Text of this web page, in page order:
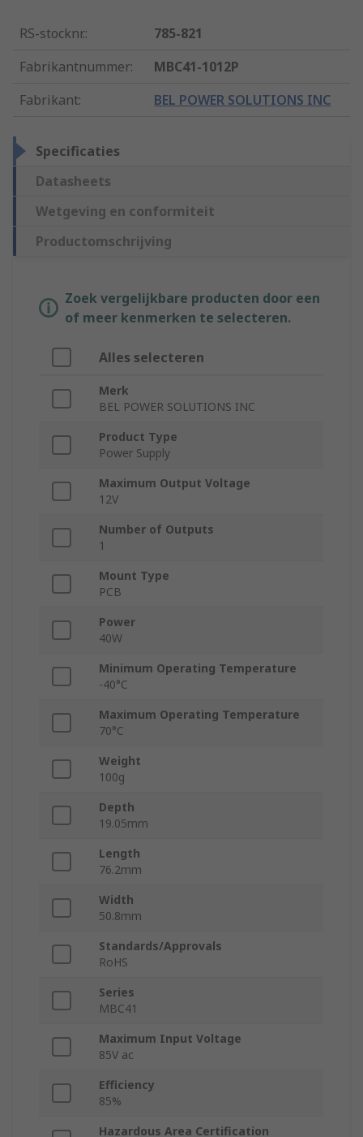
RS-stocknr.:
785-821
Fabrikantnummer:
MBC41-1012P
Fabrikant: BEL POWER SOLUTIONS INC
Specificaties
Datasheets
Wetgeving en conformiteit
Productomschrijving
Zoek vergelijkbare producten door een
of meer kenmerken te selecteren.
Alles selecteren
Merk
BEL POWER SOLUTIONS INC
Product Type
Power Supply
Maximum Output Voltage
12V
Number of Outputs
1
Mount Type
PCB
Power
40W
Minimum Operating Temperature
-40°C
Maximum Operating Temperature
70°C
Weight
100g
Depth
19.05mm
Length
76.2mm
Width
50.8mm
Standards/Approvals
RoHS
Series
MBC41
Maximum Input Voltage
85V ac
Efficiency
85%
Hazardous Area Certification